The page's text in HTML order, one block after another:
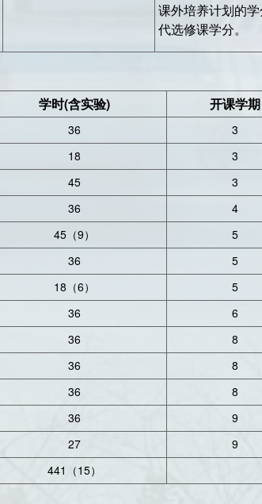
课外培养计划的
代选修课学分。
学时(含实验)
开课学期
36 3
18 3
45 3
36 4
45 （9 ） 5
36 5
18 （6 ） 5
36 6
36 8
36 8
36 8
36 9
27 9
441 （ 15）